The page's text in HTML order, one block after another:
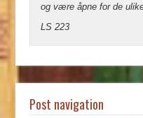
og være åpne for de
LS 223
Post navigation